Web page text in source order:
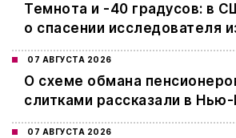
Темнота и -40 градусов: в
о спасении исследователя
07 АВГУСТА 2026
О схеме обмана
слитками рассказали в
07 АВГУСТА 2026